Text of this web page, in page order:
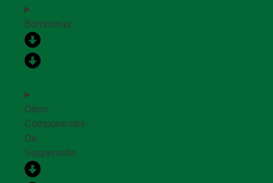
Bombonas
Otros
Componentes
De
Suspensión